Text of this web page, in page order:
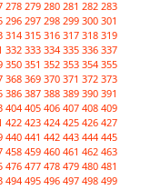
278 279 280 281 282 283
296 297 298 299 300 301
314 315 316 317 318 319
332 333 334 335 336 337
350 351 352 353 354 355
368 369 370 371 372 373
386 387 388 389 390 391
404 405 406 407 408 409
422 423 424 425 426 427
440 441 442 443 444 445
458 459 460 461 462 463
476 477 478 479 480 481
494 495 496 497 498 499